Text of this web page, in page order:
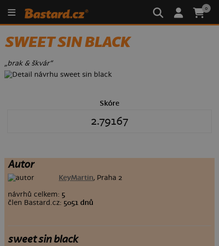
0
SWEET SIN BLACK
„brak & škvár“
Skóre
2.79167
Autor
KeyMartin, Praha 2
návrhů celkem: 5
člen Bastard.cz: 5051 dnů
sweet sin black